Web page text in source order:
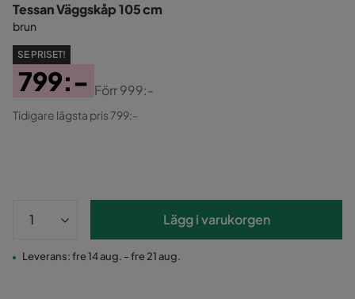
Tessan Väggskåp 105 cm
brun
SE PRISET!
Pris
799:-
Original
Förr999:-
Tidigare lägsta pris 799:-
Lägg i varukorgen
Leverans: fre 14 aug. - fre 21 aug.